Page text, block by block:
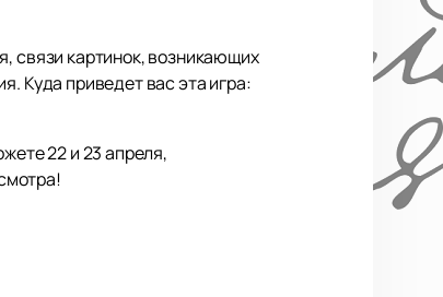
связи картинок, возникающих
Куда приведет вас эта игра:
22 и 23 апреля,